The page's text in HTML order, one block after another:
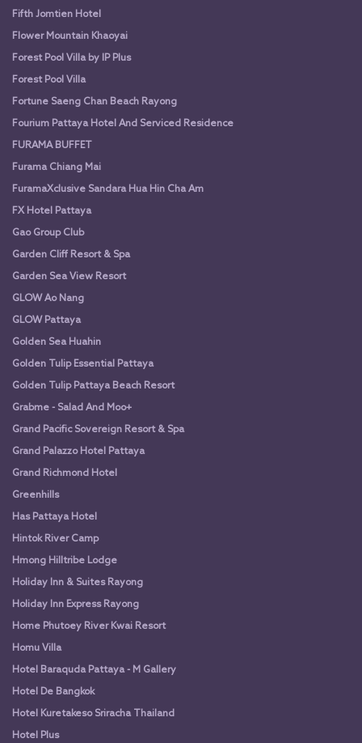
Fifth Jomtien Hotel
Flower Mountain Khaoyai
Forest Pool Villa by IP Plus
Forest Pool Villa
Fortune Saeng Chan Beach Rayong
Fourium Pattaya Hotel And Serviced Residence
FURAMA BUFFET
Furama Chiang Mai
FuramaXclusive Sandara Hua Hin Cha Am
FX Hotel Pattaya
Gao Group Club
Garden Cliff Resort & Spa
Garden Sea View Resort
GLOW Ao Nang
GLOW Pattaya
Golden Sea Huahin
Golden Tulip Essential Pattaya
Golden Tulip Pattaya Beach Resort
Grabme - Salad And Moo+
Grand Pacific Sovereign Resort & Spa
Grand Palazzo Hotel Pattaya
Grand Richmond Hotel
Greenhills
Has Pattaya Hotel
Hintok River Camp
Hmong Hilltribe Lodge
Holiday Inn & Suites Rayong
Holiday Inn Express Rayong
Home Phutoey River Kwai Resort
Homu Villa
Hotel Baraquda Pattaya - M Gallery
Hotel De Bangkok
Hotel Kuretakeso Sriracha Thailand
Hotel Plus